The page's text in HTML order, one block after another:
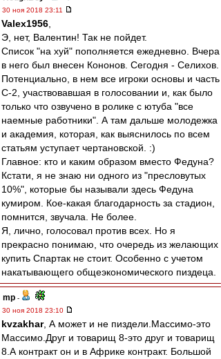
30 ноя 2018 23:11
Valex1956
Э, нет, Валентин! Так не пойдет.
Список "на хуй" пополняется ежедневно. Вчера
в него был внесен Кононов. Сегодня - Селихов.
Потенциально, в нем все игроки основы и часть
С-2, участвовавшая в голосовании и, как было
только что озвучено в ролике с ютуба "все
наемные работники". А там дальше молодежка
и академия, которая, как выяснилось по всем
статьям уступает чертановской. :)
Главное: кто и каким образом вместо Федуна?
Кстати, я не знаю ни одного из "пресловутых
10%", которые бы называли здесь Федуна
кумиром. Кое-какая благодарность за стадион,
помнится, звучала. Не более.
Я, лично, голосовал против всех. Но я
прекрасно понимаю, что очередь из желающих
купить Спартак не стоит. Особенно с учетом
накатывающего общеэкономического пиздеца.
mp -
30 ноя 2018 23:10
kvzakhar, А может и не пиздели.Массимо-это
Массимо.Друг и товарищ 8-это друг и товарищ
8.А контракт он и в Африке контракт. Большой